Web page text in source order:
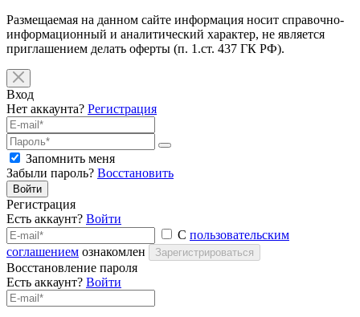
Размещаемая на данном сайте информация носит справочно-
информационный и аналитический характер, не является
приглашением делать оферты (п. 1.ст. 437 ГК РФ).
Вход
Нет аккаунта? Регистрация
Запомнить меня
Забыли пароль? Восстановить
Войти
Регистрация
Есть аккаунт? Войти
С пользовательским
соглашением ознакомлен Зарегистрироваться
Восстановление пароля
Есть аккаунт? Войти